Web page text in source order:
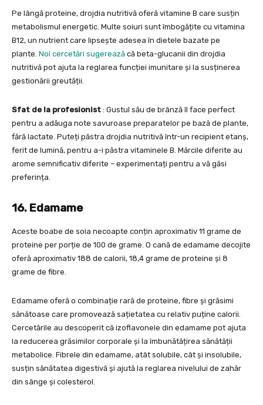
Pe lângă proteine, drojdia nutritivă oferă vitamine B care susțin
metabolismul energetic. Multe soiuri sunt îmbogățite cu vitamina
B12, un nutrient care lipsește adesea în dietele bazate pe
plante. Noi cercetări sugerează că beta-glucanii din drojdia
nutritivă pot ajuta la reglarea funcției imunitare și la susținerea
gestionării greutății.
Sfat de la profesionist : Gustul său de brânză îl face perfect
pentru a adăuga note savuroase preparatelor pe bază de plante,
fără lactate. Puteți păstra drojdia nutritivă într-un recipient etanș,
ferit de lumină, pentru a-i păstra vitaminele B. Mărcile diferite au
arome semnificativ diferite – experimentați pentru a vă găsi
preferința.
16. Edamame
Aceste boabe de soia necoapte conțin aproximativ 11 grame de
proteine per porție de 100 de grame. O cană de edamame decojite
oferă aproximativ 188 de calorii, 18,4 grame de proteine și 8
grame de fibre.
Edamame oferă o combinație rară de proteine, fibre și grăsimi
sănătoase care promovează sațietatea cu relativ puține calorii.
Cercetările au descoperit că izoflavonele din edamame pot ajuta
la reducerea grăsimilor corporale și la îmbunătățirea sănătății
metabolice. Fibrele din edamame, atât solubile, cât și insolubile,
susțin sănătatea digestivă și ajută la reglarea nivelului de zahăr
din sânge și colesterol.